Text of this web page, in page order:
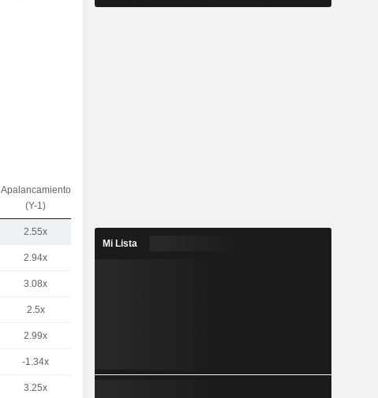
Apalancamiento
(Y-1)
2.55x
2.94x
3.08x
2.5x
2.99x
-1.34x
3.25x
Mi Lista